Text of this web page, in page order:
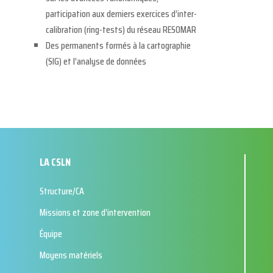
participation aux derniers exercices d’inter-
calibration (ring-tests) du réseau RESOMAR
Des permanents formés à la cartographie
(SIG) et l’analyse de données
LA CSLN
Structure/CA
Missions et zone d’intervention
Équipe
Moyens matériels